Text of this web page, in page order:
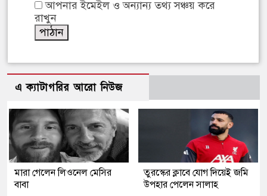
আপনার ইমেইল ও অন্যান্য তথ্য সঞ্চয় করে
রাখুন
এ ক্যাটাগরির আরো নিউজ
মারা গেলেন লিওনেল মেসির
বাবা
তুরস্কের ক্লাবে যোগ দিয়েই জমি
উপহার পেলেন সালাহ